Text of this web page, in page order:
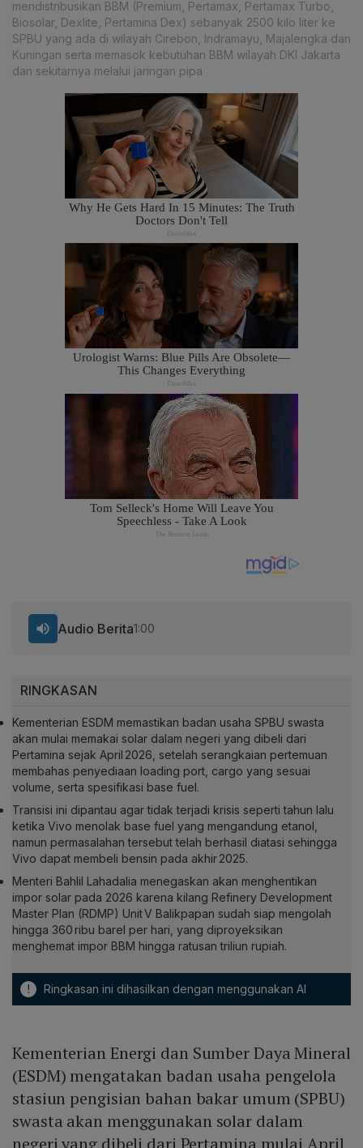
mendistribusikan BBM (Premium, Pertamax, Pertamax Turbo,
Biosolar, Dexlite, Pertamina Dex) sebanyak 2500 kilo liter ke
SPBU yang ada di wilayah Cirebon, Indramayu, Majalengka dan
Kuningan serta memasok kebutuhan BBM wilayah DKI Jakarta
dan sekitarnya melalui jaringan pipa
RINGKASAN
Kementerian ESDM memastikan badan usaha SPBU swasta
akan mulai memakai solar dalam negeri yang dibeli dari
Pertamina sejak April 2026, setelah serangkaian pertemuan
membahas penyediaan loading port, cargo yang sesuai
volume, serta spesifikasi base fuel.
Transisi ini dipantau agar tidak terjadi krisis seperti tahun lalu
ketika Vivo menolak base fuel yang mengandung etanol,
namun permasalahan tersebut telah berhasil diatasi sehingga
Vivo dapat membeli bensin pada akhir 2025.
Menteri Bahlil Lahadalia menegaskan akan menghentikan
impor solar pada 2026 karena kilang Refinery Development
Master Plan (RDMP) Unit V Balikpapan sudah siap mengolah
hingga 360 ribu barel per hari, yang diproyeksikan
menghemat impor BBM hingga ratusan triliun rupiah.
! Ringkasan ini dihasilkan dengan menggunakan AI
Audio Berita1:00
Kementerian Energi dan Sumber Daya Mineral
(ESDM) mengatakan badan usaha pengelola
stasiun pengisian bahan bakar umum (SPBU)
swasta akan menggunakan solar dalam